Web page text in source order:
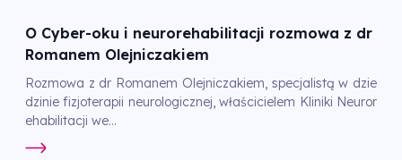
O Cyber-oku i neurorehabilitacji rozmowa z dr
Romanem Olejniczakiem
Rozmowa z dr Romanem Olejniczakiem, specjalistą w dzie
dzinie fizjoterapii neurologicznej, właścicielem Kliniki Neuror
ehabilitacji we...